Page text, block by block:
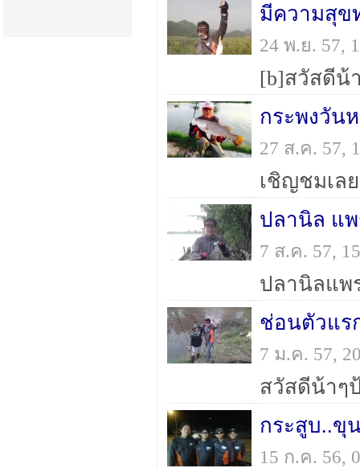
มีความสุข
24 พ.ย. 57,
กระพงวัน
27 ส.ค. 57,
เชิญชมเล
ปลานิล แ
7 ส.ค. 57,
ปลานิลแพ
ช่อนตัวแร
7 ม.ค. 57,
กระสูบ..ขุ
15 ก.ค. 56,